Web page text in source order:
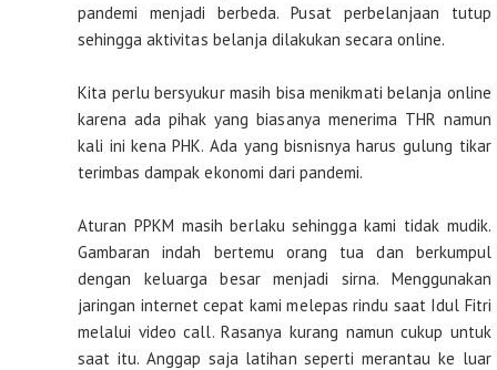
pandemi menjadi berbeda. Pusat perbelanjaan tutup
sehingga aktivitas belanja dilakukan secara online.
Kita perlu bersyukur masih bisa menikmati belanja online
karena ada pihak yang biasanya menerima THR namun
kali ini kena PHK. Ada yang bisnisnya harus gulung tikar
terimbas dampak ekonomi dari pandemi.
Aturan PPKM masih berlaku sehingga kami tidak mudik.
Gambaran indah bertemu orang tua dan berkumpul
dengan keluarga besar menjadi sirna. Menggunakan
jaringan internet cepat kami melepas rindu saat Idul Fitri
melalui video call. Rasanya kurang namun cukup untuk
saat itu. Anggap saja latihan seperti merantau ke luar